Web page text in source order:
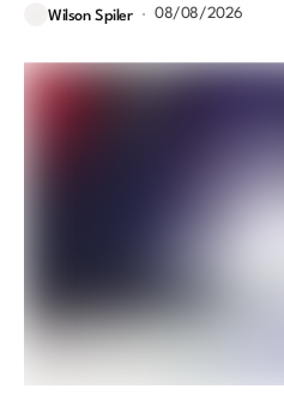
Wilson Spiler 08/08/2026